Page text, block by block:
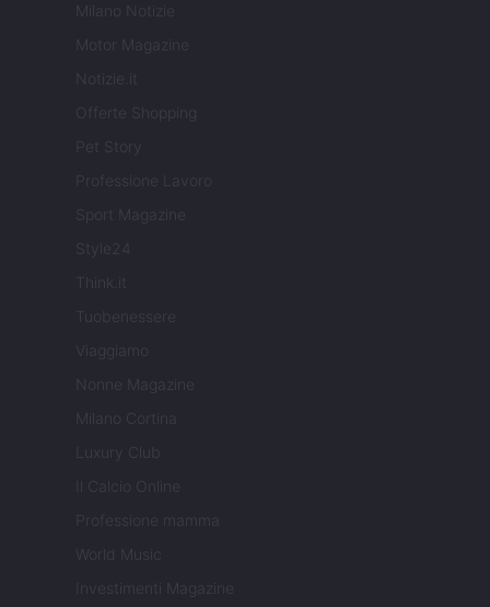
Milano Notizie
Motor Magazine
Notizie.it
Offerte Shopping
Pet Story
Professione Lavoro
Sport Magazine
Style24
Think.it
Tuobenessere
Viaggiamo
Nonne Magazine
Milano Cortina
Luxury Club
Il Calcio Online
Professione mamma
World Music
Investimenti Magazine